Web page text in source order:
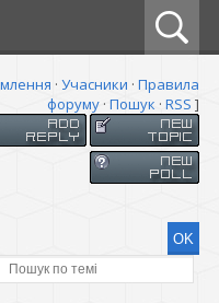
· Учасники · Правила
форуму · Пошук · RSS ]